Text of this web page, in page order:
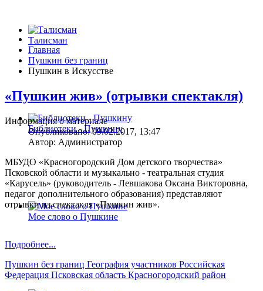
Талисман
Библиотеки - Пушкину
Мое слово о Пушкине
Главная
Пушкин без границ
Пушкин в Искусстве
«Пушкин жив» (отрывки спектакля)
Информация о материале
Опубликовано: 09.02.2017, 13:47
Автор: Администратор
МБУДО «Красногородский Дом детского творчества»
Псковской области и музыкально - театральная студия
«Карусель» (руководитель - Левшакова Оксана Викторовна,
педагог дополнительного образования) представляют
отрывки из спектакля «Пушкин жив».
Подробнее...
Пушкин без границ География участников Российская
Федерация Псковская область Красногородский район